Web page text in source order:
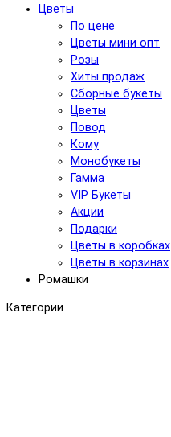
Цветы
По цене
Цветы мини опт
Розы
Хиты продаж
Сборные букеты
Цветы
Повод
Кому
Монобукеты
Гамма
VIP Букеты
Акции
Подарки
Цветы в коробках
Цветы в корзинах
Ромашки
Категории